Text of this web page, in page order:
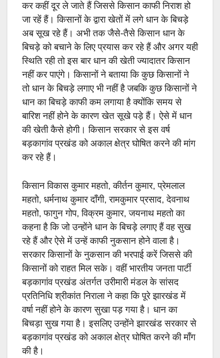
कर कहीं दूर ले जाते हैं जिससे किसान काफी निराश हो
जा रहें हैं। किसानों के द्वारा खेतों में लगे धान के बिचड़े
अब सूख रहे हैं। अभी तक जैसे-तैसे किसान धान के
बिचड़े को बचाने के लिए प्रयास कर रहे हैं और अगर यही
स्थिति रही तो इस बार धान की खेती ज्यादातर किसान
नहीं कर पाएंगे। किसानों ने बताया कि कुछ किसानों ने
तो धान के बिचड़े लगाए भी नहीं है जबकि कुछ किसानों ने
धान का बिचड़े काफी कम लगाया है क्योंकि समय से
बारिश नहीं होने के कारण खेत सूखे पड़े हैं। ऐसे में धान
की खेती कैसे होगी। किसान सरकार से इस वर्ष
बड़कागांव प्रखंड को अकाल क्षेत्र घोषित करने की मांग
कर रहे हैं।
किसान विकास कुमार महतो, कीर्तन कुमार, प्रेमलाल
महतो, धर्मनाथ कुमार दाँगी, रामकुमार प्रसाद, देवनाथ
महतो, फागुन गोप, विक्रम कुमार, जयनाथ महतो का
कहना है कि जो उन्होंने धान के बिचड़े लगाए हैं वह सुख
रहे हैं और ऐसे में उन्हें काफी नुकसान होने वाला है।
सरकार किसानों के नुकसान की भरपाई करें जिससे की
किसानों को राहत मिल सके। वहीं भारतीय जनता पार्टी
बड़कागांव प्रखंड अंतर्गत उरीमारी मंडल के सांसद
प्रतिनिधि श्रीकांत निराला ने कहा कि पूरे झारखंड में
वर्षा नहीं होने के कारण सुखा पड़ गया है। धान का
बिचड़ा सुख गया है। इसलिए उन्होंने झारखंड सरकार से
बड़कागांव प्रखंड को अकाल क्षेत्र घोषित करने की माँग
की है।